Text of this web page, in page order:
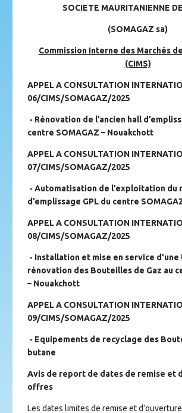
SOCIETE MAURITANIENNE
(SOMAGAZ sa)
Commission Interne des Marchés
(CIMS)
APPEL A CONSULTATION
06/CIMS/SOMAGAZ/2025
- Rénovation de l’ancien hall
centre SOMAGAZ – Nouakchott
APPEL A CONSULTATION
07/CIMS/SOMAGAZ/2025
- Automatisation de l’exploitation du
d’emplissage GPL du centre
APPEL A CONSULTATION
08/CIMS/SOMAGAZ/2025
- Installation et mise en service d’une
rénovation des Bouteilles de Gaz au
– Nouakchott
APPEL A CONSULTATION
09/CIMS/SOMAGAZ/2025
- Equipements de recyclage des
butane
Avis de report de dates de remise et
offres
Les dates limites de remise et